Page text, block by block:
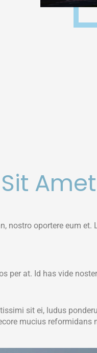
Amet
nostro oportere eum et.
per at. Id has vide
sit ei, ludus
mucius reformidans